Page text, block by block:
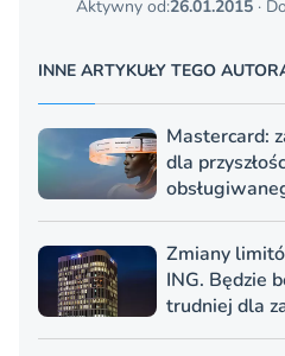
Aktywny od:26.01.2015 ·
INNE ARTYKUŁY TEGO
Mastercard:
dla
Zmiany
ING. Będzie
trudniej dla